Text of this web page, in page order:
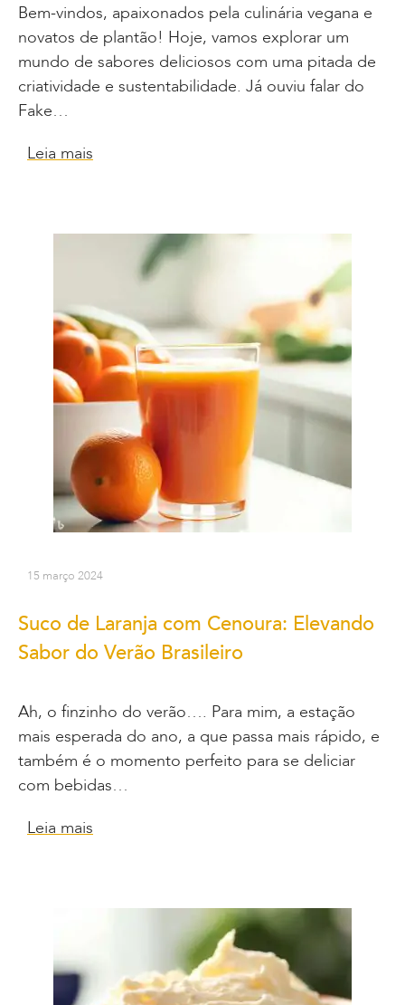
Bem-vindos, apaixonados pela culinária vegana e
novatos de plantão! Hoje, vamos explorar um
mundo de sabores deliciosos com uma pitada de
criatividade e sustentabilidade. Já ouviu falar do
Fake…
Leia mais
15 março 2024
Suco de Laranja com Cenoura: Elevando
Sabor do Verão Brasileiro
Ah, o finzinho do verão…. Para mim, a estação
mais esperada do ano, a que passa mais rápido, e
também é o momento perfeito para se deliciar
com bebidas…
Leia mais